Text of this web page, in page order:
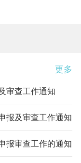
更多
审查工作通知
报及审查工作通知
报审查工作的通知